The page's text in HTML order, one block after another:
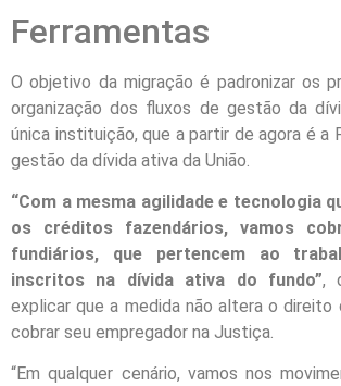
Ferramentas
O objetivo da migração é padronizar os
organização dos fluxos de gestão da
única instituição, que a partir de agora é a
gestão da dívida ativa da União.
“Com a mesma agilidade e tecnologia
os créditos fazendários, vamos
fundiários, que pertencem ao
inscritos na dívida ativa do fundo”,
explicar que a medida não altera o direito
cobrar seu empregador na Justiça.
“Em qualquer cenário, vamos nos